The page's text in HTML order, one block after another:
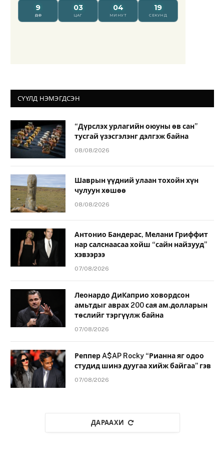
СҮҮЛД НЭМЭГДСЭН
“Дүрслэх урлагийн оюуны өв сан”
тусгай үзэсгэлэнг дэлгэж байна
08/08/2026
Шаврын үүдний улаан тохойн хүн
чулуун хөшөө
08/08/2026
Антонио Бандерас, Мелани Гриффит
нар салснаасаа хойш “сайн найзууд”
хэвээрээ
07/08/2026
Леонардо ДиКаприо ховордсон
амьтдыг аврах 200 сая ам.долларын
төслийг тэргүүлж байна
07/08/2026
Реппер A$AP Rocky “Рианна яг одоо
студид шинэ дуугаа хийж байгаа” гэв
07/08/2026
ДАРААХИ